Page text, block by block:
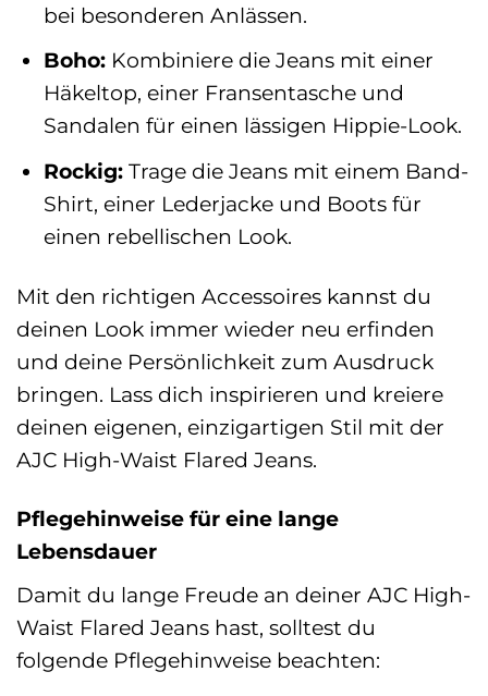
bei besonderen Anlässen.
Boho:Kombiniere die Jeans mit einer
Häkeltop, einer Fransentasche und
Sandalen für einen lässigen Hippie-Look.
Rockig:Trage die Jeans mit einem Band-
Shirt, einer Lederjacke und Boots für
einen rebellischen Look.
Mit den richtigen Accessoires kannst du
deinen Look immer wieder neu erfinden
und deine Persönlichkeit zum Ausdruck
bringen. Lass dich inspirieren und kreiere
deinen eigenen, einzigartigen Stil mit der
AJC High-Waist Flared Jeans.
Pflegehinweise für eine lange
Lebensdauer
Damit du lange Freude an deiner AJC High-
Waist Flared Jeans hast, solltest du
folgende Pflegehinweise beachten: